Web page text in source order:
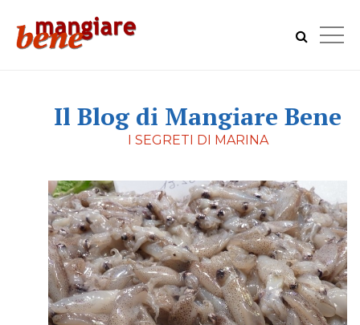
Il Blog di Mangiare Bene
I SEGRETI DI MARINA